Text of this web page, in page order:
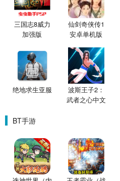
三国志8威力
加强版
仙剑奇侠传1
安卓单机版
绝地求生亚服
波斯王子2：
武者之心中文
BT手游